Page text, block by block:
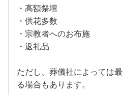
・高額祭壇
・供花多数
・宗教者へのお布施
・返礼品
ただし、葬儀社によっては
る場合もあります。